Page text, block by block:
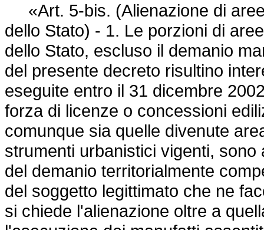
«Art. 5-bis. (Alienazione di
dello Stato) - 1. Le porzioni di
dello Stato, escluso il demanio
del presente decreto risultino
eseguite entro il 31 dicembre
forza di licenze o concessioni
comunque sia quelle divenute
strumenti urbanistici vigenti,
del demanio territorialmente
del soggetto legittimato che ne
si chiede l'alienazione oltre a